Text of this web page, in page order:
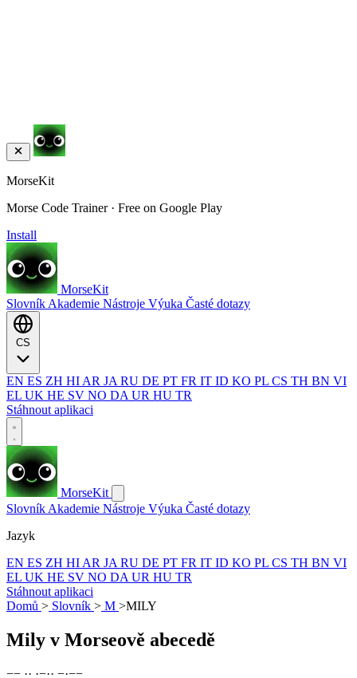
MorseKit
Morse Code Trainer · Free on Google Play
Install
MorseKit
Slovník Akademie Nástroje Výuka Časté dotazy
EN ES ZH HI AR JA RU DE PT FR IT ID KO PL CS TH BN VI
EL UK HE SV NO DA UR HU TR
Stáhnout aplikaci
MorseKit
Slovník Akademie Nástroje Výuka Časté dotazy
Jazyk
EN ES ZH HI AR JA RU DE PT FR IT ID KO PL CS TH BN VI
EL UK HE SV NO DA UR HU TR
Stáhnout aplikaci
Domů > Slovník > M >MILY
Mily v Morseově abecedě
−− ·· ·−·· −·−−